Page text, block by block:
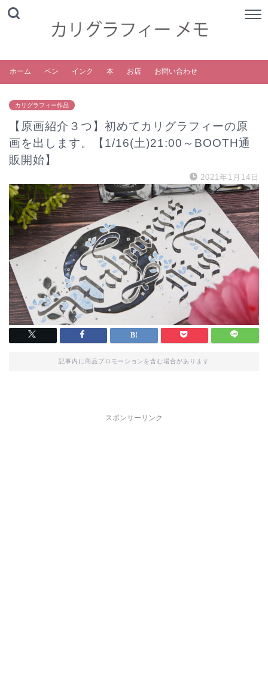
ホーム ペン インク 本 お店 お問い合わせ
カリグラフィー作品
【原画紹介３つ】初めてカリグラフィーの原
画を出します。【1/16(土)21:00～BOOTH通
販開始】
2021年1月14日
記事内に商品プロモーションを含む場合があります
スポンサーリンク